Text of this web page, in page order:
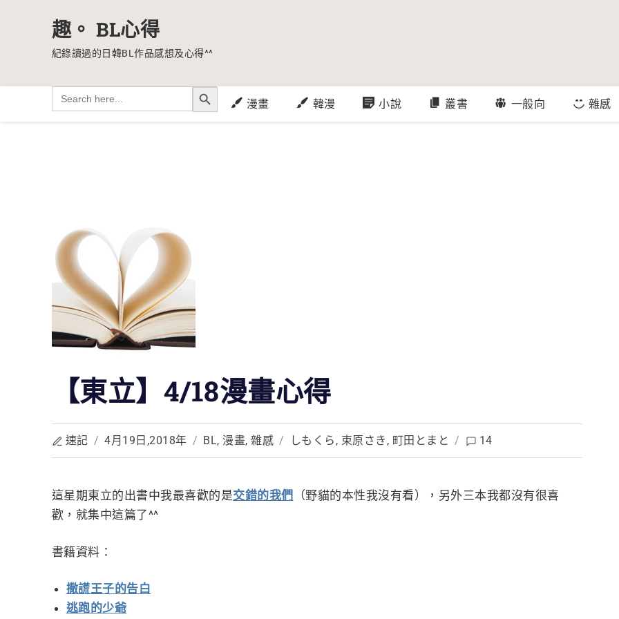
趣。 BL心得
紀錄讀過的日韓BL作品感想及心得^^
Search
for:
SEARCH BUTTON
漫畫 韓漫 小說 叢書 一般向 雜感
【東立】4/18漫畫心得
速記 / 4月19日,2018年 / BL, 漫畫, 雜感 / しもくら , 束原さき , 町田とまと / 14
這星期東立的出書中我最喜歡的是交錯的我們 （野貓的本性我沒有看），另外三本我都沒有很喜
歡，就集中這篇了^^
書籍資料：
撒謊王子的告白
逃跑的少爺